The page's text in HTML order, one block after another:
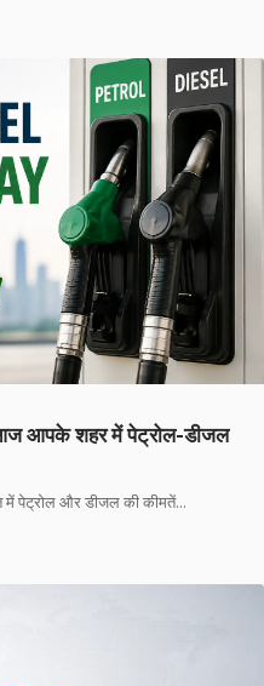
आपके शहर में पेट्रोल-डीजल
पेट्रोल और डीजल की कीमतें…